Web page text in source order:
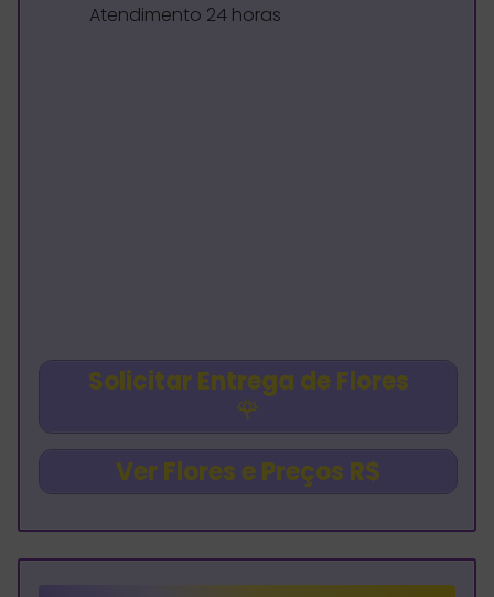
Atendimento 24 horas
Solicitar Entrega de Flores
🌹
Ver Flores e Preços R$